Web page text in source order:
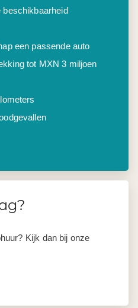
beschikbaarheid
een passende auto
tot MXN 3 miljoen
Kijk dan bij onze